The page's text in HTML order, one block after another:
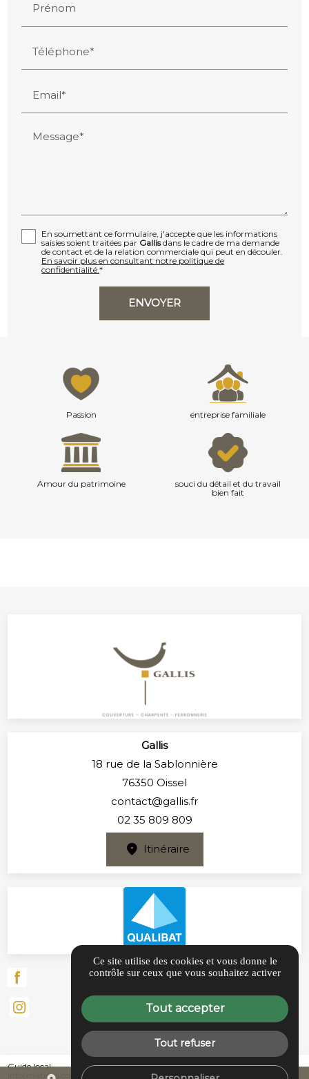
Prénom
Téléphone*
Email*
Message*
En soumettant ce formulaire, j'accepte que les informations
saisies soient traitées par Gallisdans le cadre de ma demande
de contact et de la relation commerciale qui peut en découler.
En savoir plus en consultant notre politique de
confidentialité.*
Passion entreprise familiale
Amour du patrimoine
souci du détail et du travail
bien fait
Gallis
18 rue de la Sablonnière
76350 Oissel
contact@gallis.fr
02 35 809 809
Itinéraire
Guide local
Informations complémentaires
Ce site utilise des cookies et vous donne le
contrôle sur ceux que vous souhaitez activer
Tout accepter
Tout refuser